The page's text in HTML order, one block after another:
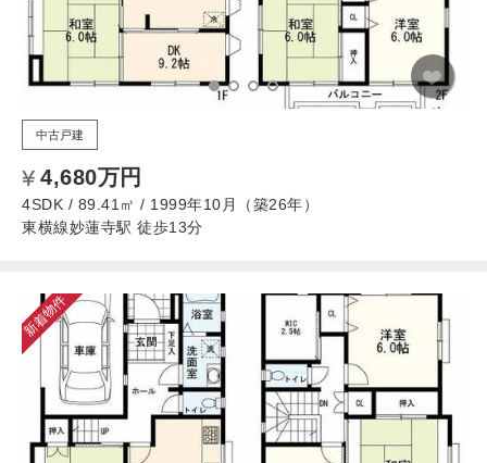
中古戸建
4,680万円
4SDK / 89.41㎡ / 1999年10月（築26年）
東横線妙蓮寺駅 徒歩13分
新着物件